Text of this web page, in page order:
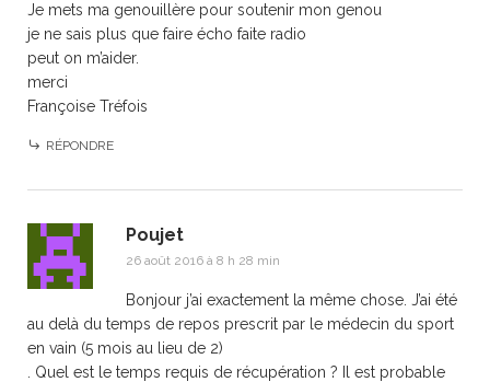
Je mets ma genouillère pour soutenir mon genou
je ne sais plus que faire écho faite radio
peut on m’aider.
merci
Françoise Tréfois
RÉPONDRE
Poujet
26 août 2016 à 8 h 28 min
Bonjour j’ai exactement la même chose. J’ai été
au delà du temps de repos prescrit par le médecin du sport
en vain (5 mois au lieu de 2)
. Quel est le temps requis de récupération ? Il est probable